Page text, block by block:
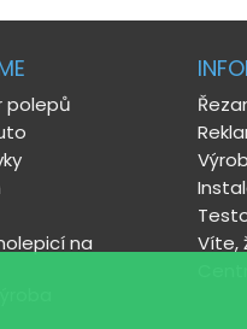
polepů
na
Víte,